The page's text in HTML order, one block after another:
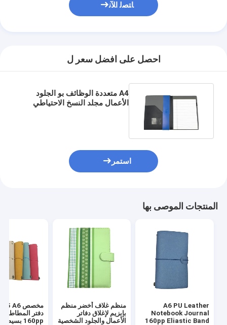
ﺎﺘﺼﻟ ﺍﻶﻧ
احصل على افضل سعر ل
A4 متعددة الوظائف بو الجلود
الأعمال مجلد النسخ الاحتياطي
استمر
المنتجات الموصى بها
A6 PU Leather
Notebook Journal
160pp Eliastic Band
منظم غلاف أخضر منظم
بإبزيم لإغلاق دفاتر
الأعمال والجلود الشخصية
دفتر المطاط
160pp بسيطة